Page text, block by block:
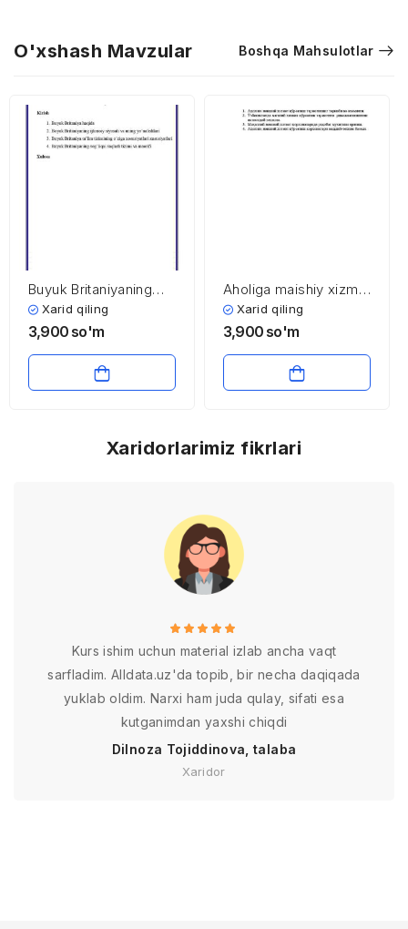
O'xshash Mavzular Boshqa Mahsulotlar
Buyuk Britaniyaning
ijtimoiy soha
iqtisodiyoti
Xarid qiling
3,900 so'm
Aholiga maishiy xizmat
ko’rsatish sohasining
iqtisodiyoti va
Xarid qiling
3,900 so'm
Xaridorlarimiz fikrlari
Kurs ishim uchun material izlab ancha vaqt
sarfladim. Alldata.uz'da topib, bir necha daqiqada
yuklab oldim. Narxi ham juda qulay, sifati esa
kutganimdan yaxshi chiqdi
Dilnoza Tojiddinova, talaba
Xaridor